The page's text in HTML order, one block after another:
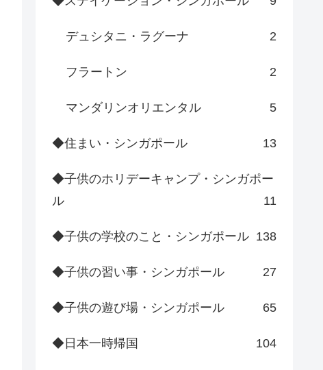
デュシタニ・ラグーナ 2
フラートン 2
マンダリンオリエンタル 5
◆住まい・シンガポール 13
◆子供のホリデーキャンプ・シンガポー
ル
11
◆子供の学校のこと・シンガポール 138
◆子供の習い事・シンガポール 27
◆子供の遊び場・シンガポール 65
◆日本一時帰国 104